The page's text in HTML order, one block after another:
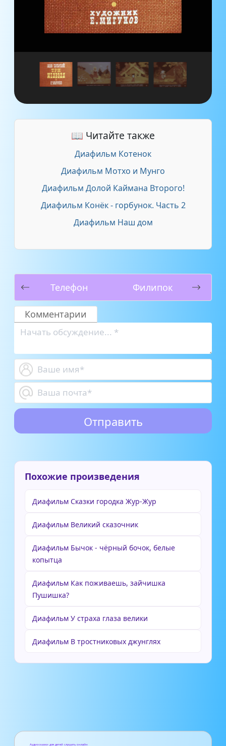
📖 Читайте также
Диафильм Котенок
Диафильм Мотхо и Мунго
Диафильм Долой Каймана Второго!
Диафильм Конёк - горбунок. Часть 2
Диафильм Наш дом
Телефон Филипок
Комментарии
Похожие произведения
Диафильм Сказки городка Жур-Жур
Диафильм Великий сказочник
Диафильм Бычок - чёрный бочок, белые
копытца
Диафильм Как поживаешь, зайчишка
Пушишка?
Диафильм У страха глаза велики
Диафильм В тростниковых джунглях
Аудиосказки для детей слушать онлайн